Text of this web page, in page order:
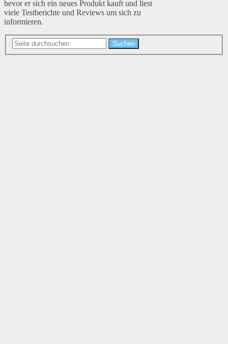
bevor er sich ein neues Produkt kauft und liest
viele Testberichte und Reviews um sich zu
informieren.
Suchen